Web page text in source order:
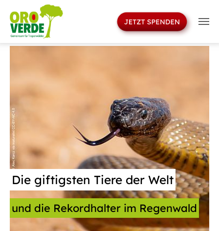
Die giftigsten Tiere der Welt
und die Rekordhalter im Regenwald